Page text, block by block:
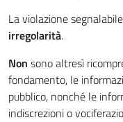
La violazione segnalabile
irregolarità.
Non sono altresì
fondamento, le
pubblico, nonché le
indiscrezioni o